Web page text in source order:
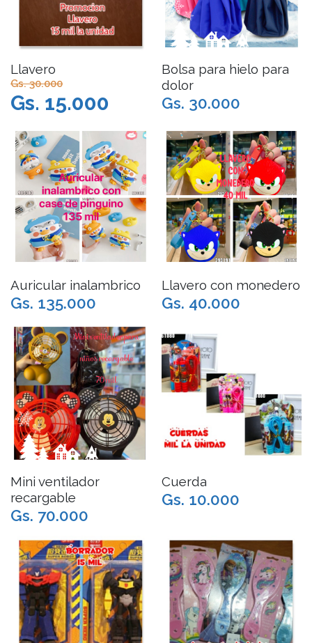
Llavero
Gs. 30.000
Gs. 15.000
Bolsa para hielo para
dolor
Gs. 30.000
Auricular inalambrico
Gs. 135.000
Llavero con monedero
Gs. 40.000
Mini ventilador
recargable
Gs. 70.000
Cuerda
Gs. 10.000